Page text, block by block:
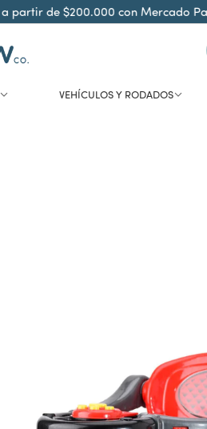
de $200.000 con Mercado Pago
VEHÍCULOS Y RODADOS